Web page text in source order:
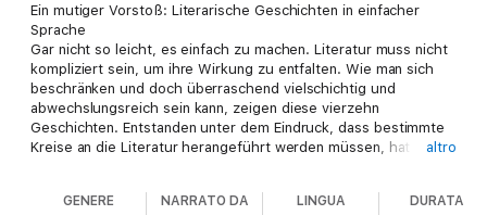
Ein mutiger Vorstoß: Literarische Geschichten in einfacher
Sprache
Gar nicht so leicht, es einfach zu machen. Literatur muss nicht
kompliziert sein, um ihre Wirkung zu entfalten. Wie man sich
beschränken und doch überraschend vielschichtig und
abwechslungsreich sein kann, zeigen diese vierzehn
Geschichten. Entstanden unter dem Eindruck, dass bestimmte
Kreise an die Literatur herangeführt werden müssen, hat
Veranstaltungen präsentiert er diese Geschichtensammlung,
altro
GENERE NARRATO DA LINGUA DURATA